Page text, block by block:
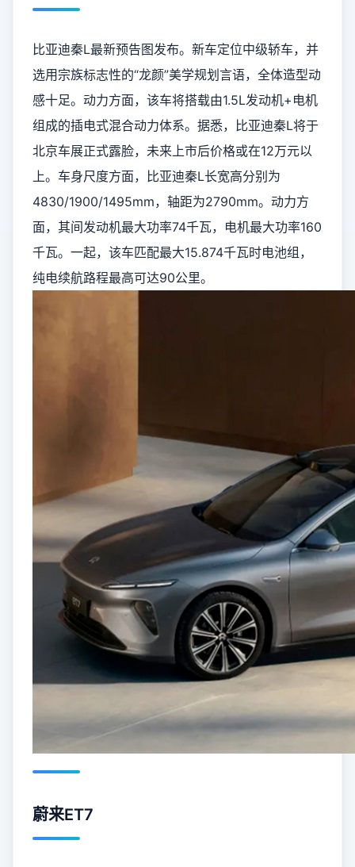
比亚迪秦L最新预告图发布。新车定位中级轿车，并
选用宗族标志性的“龙颜”美学规划言语，全体造型动
感十足。动力方面，该车将搭载由1.5L发动机+电机
组成的插电式混合动力体系。据悉，比亚迪秦L将于
北京车展正式露脸，未来上市后价格或在12万元以
上。车身尺度方面，比亚迪秦L长宽高分别为
4830/1900/1495mm，轴距为2790mm。动力方
面，其间发动机最大功率74千瓦，电机最大功率160
千瓦。一起，该车匹配最大15.874千瓦时电池组，
纯电续航路程最高可达90公里。
蔚来ET7